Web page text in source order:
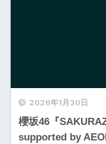
2026年1月30日
櫻坂46『
supported by